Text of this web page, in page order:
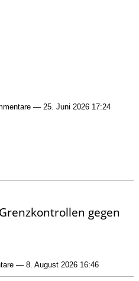
— 25. Juni 2026 17:24
gegen
— 8. August 2026 16:46